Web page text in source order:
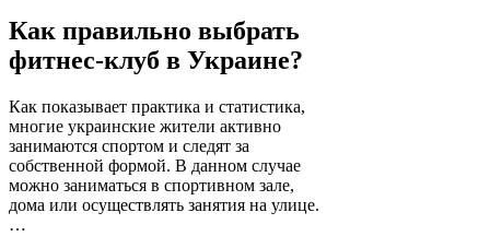
Как правильно выбрать
фитнес-клуб в Украине?
Как показывает практика и статистика,
многие украинские жители активно
занимаются спортом и следят за
собственной формой. В данном случае
можно заниматься в спортивном зале,
дома или осуществлять занятия на улице.
…